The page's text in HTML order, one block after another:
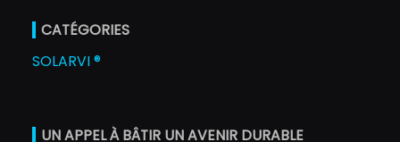
CATÉGORIES
SOLARVI ®
UN APPEL À BÂTIR UN AVENIR DURABLE